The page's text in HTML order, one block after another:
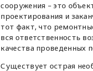
сооружения – это
проектирования и
тот факт, что
вся ответственность
качества проведенных
Существует острая